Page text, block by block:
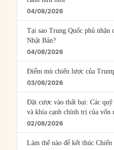
04/08/2026
Tại sao Trung Quốc phủ
Nhật Bản?
04/08/2026
Điểm mù chiến lược của
03/08/2026
Đặt cược vào thất bại: Các
và khía cạnh chính trị của vốn
02/08/2026
Làm thế nào để kết thúc